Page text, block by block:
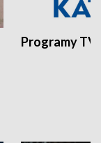
Programy